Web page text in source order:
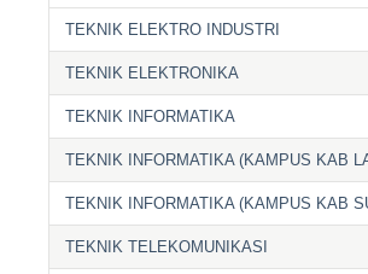
TEKNIK ELEKTRO INDUSTRI
TEKNIK ELEKTRONIKA
TEKNIK INFORMATIKA
TEKNIK INFORMATIKA (KAMPUS KAB
TEKNIK INFORMATIKA (KAMPUS KAB
TEKNIK TELEKOMUNIKASI